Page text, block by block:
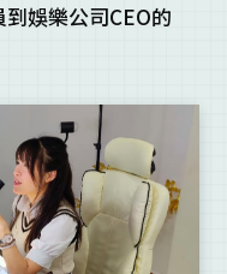
娛樂公司CEO的